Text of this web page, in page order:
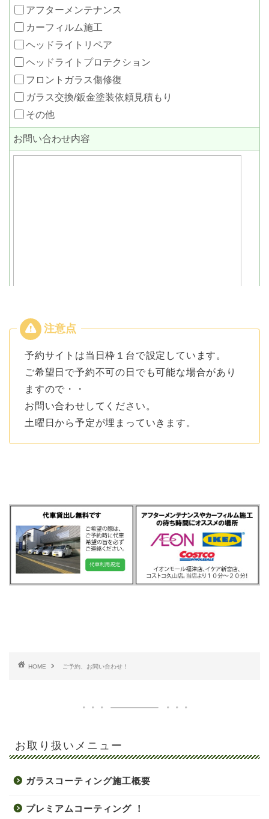
予約サイトは当日枠１台で設定しています。
ご希望日で予約不可の日でも可能な場合があり
ますので・・
お問い合わせしてください。
土曜日から予定が埋まっていきます。
HOME ご予約、お問い合わせ！
お取り扱いメニュー
ガラスコーティング施工概要
プレミアムコーティング ！